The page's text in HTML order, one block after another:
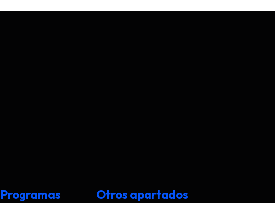
Programas Otros apartados